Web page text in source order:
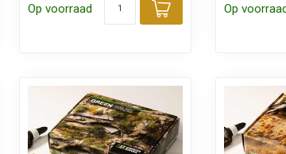
aan winkelwagen
Op voorraad
Toevoegen
Op